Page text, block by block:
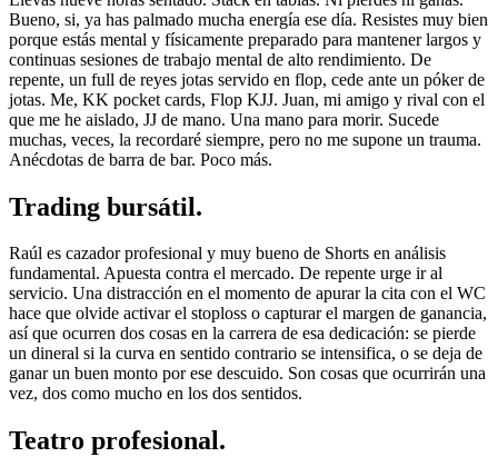
Bueno, si, ya has palmado mucha energía ese día. Resistes muy bien
porque estás mental y físicamente preparado para mantener largos y
continuas sesiones de trabajo mental de alto rendimiento. De
repente, un full de reyes jotas servido en flop, cede ante un póker de
jotas. Me, KK pocket cards, Flop KJJ. Juan, mi amigo y rival con el
que me he aislado, JJ de mano. Una mano para morir. Sucede
muchas, veces, la recordaré siempre, pero no me supone un trauma.
Anécdotas de barra de bar. Poco más.
Trading bursátil.
Raúl es cazador profesional y muy bueno de Shorts en análisis
fundamental. Apuesta contra el mercado. De repente urge ir al
servicio. Una distracción en el momento de apurar la cita con el WC
hace que olvide activar el stoploss o capturar el margen de ganancia,
así que ocurren dos cosas en la carrera de esa dedicación: se pierde
un dineral si la curva en sentido contrario se intensifica, o se deja de
ganar un buen monto por ese descuido. Son cosas que ocurrirán una
vez, dos como mucho en los dos sentidos.
Teatro profesional.